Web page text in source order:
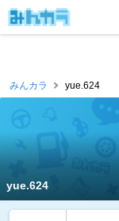
みんカラ yue.624
yue.624